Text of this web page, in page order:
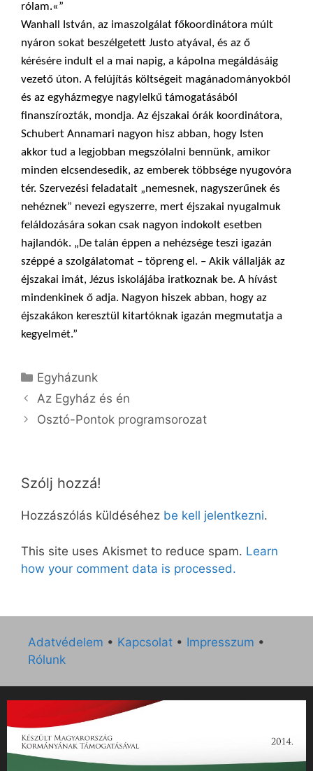
rólam.«”
Wanhall István, az imaszolgálat főkoordinátora múlt
nyáron sokat beszélgetett Justo atyával, és az ő
kérésére indult el a mai napig, a kápolna megáldásáig
vezető úton. A felújítás költségeit magánadományokból
és az egyházmegye nagylelkű támogatásából
finanszírozták, mondja. Az éjszakai órák koordinátora,
Schubert Annamari nagyon hisz abban, hogy Isten
akkor tud a legjobban megszólalni bennünk, amikor
minden elcsendesedik, az emberek többsége nyugovóra
tér. Szervezési feladatait „nemesnek, nagyszerűnek és
nehéznek” nevezi egyszerre, mert éjszakai nyugalmuk
feláldozására sokan csak nagyon indokolt esetben
hajlandók. „De talán éppen a nehézsége teszi igazán
széppé a szolgálatomat – töpreng el. – Akik vállalják az
éjszakai imát, Jézus iskolájába iratkoznak be. A hívást
mindenkinek ő adja. Nagyon hiszek abban, hogy az
éjszakákon keresztül kitartóknak igazán megmutatja a
kegyelmét.”
Kategória
Egyházunk
Az Egyház és én
Osztó-Pontok programsorozat
Szólj hozzá!
Hozzászólás küldéséhez be kell jelentkezni.
This site uses Akismet to reduce spam. Learn
how your comment data is processed.
Adatvédelem • Kapcsolat • Impresszum •
Rólunk